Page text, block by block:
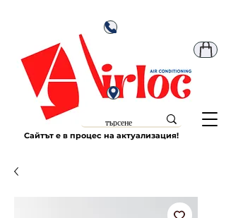
Сайтът е в процес на актуализация!